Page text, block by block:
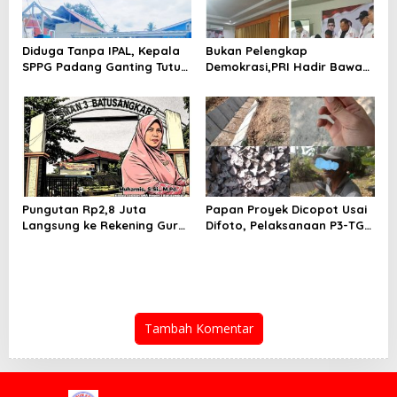
Diduga Tanpa IPAL, Kepala
SPPG Padang Ganting Tutup
Media Masuk
Bukan Pelengkap
Demokrasi,PRI Hadir Bawa
Kesehatan Rakyat, Kami
Hadir Selesaikan Masalah
Rakyat
Pungutan Rp2,8 Juta
Langsung ke Rekening Guru,
Papan Proyek Dicopot Usai
Difoto, Pelaksanaan P3-TGAI
Tambah Komentar